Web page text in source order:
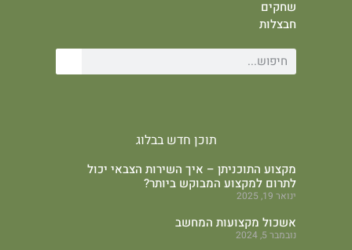
שחקים
חבצלות
תוכן חדש בבלוג
מקצוע התוכניתן – איך השירות הצבאי יכול
לתרום למקצוע המבוקש ביותר?
ינואר 19, 2025
אשכול מקצועות המחשב
נובמבר 5, 2024